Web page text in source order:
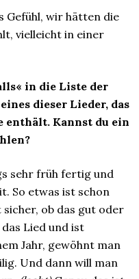
Gefühl, wir hätten die
vielleicht in einer
in die Liste der
dieser Lieder, das
enthält. Kannst du ein
sehr früh fertig und
So etwas ist schon
ob das gut oder
Lied und ist
Jahr, gewöhnt man
Und dann will man